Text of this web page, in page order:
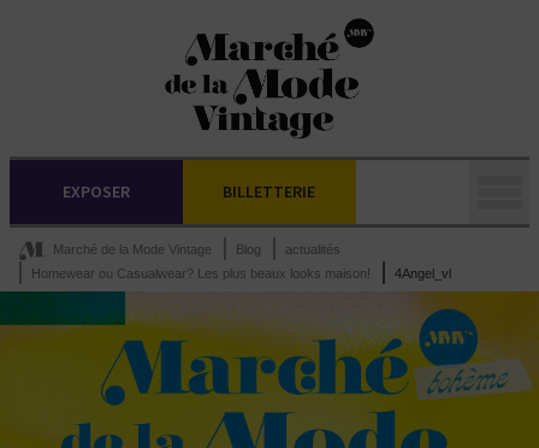
EXPOSER BILLETTERIE
Marché de la Mode Vintage Blog
actualités
Homewear ou Casualwear? Les plus beaux looks maison!
4Angel_vl